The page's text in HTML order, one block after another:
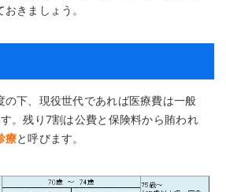
きましょう。
の下、現役世代であれば医療費は一般
。残り7割は公費と保険料から賄われ
療と呼びます。